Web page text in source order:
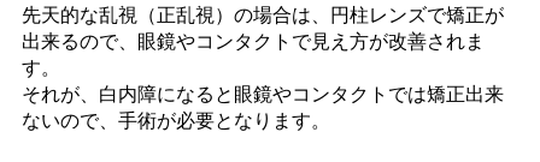
先天的な乱視（正乱視）の場合は、円柱レンズで矯正が
出来るので、眼鏡やコンタクトで見え方が改善されま
す。
それが、白内障になると眼鏡やコンタクトでは矯正出来
ないので、手術が必要となります。